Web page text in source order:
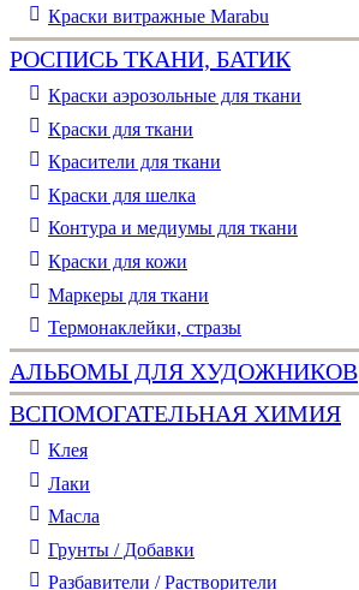
Краски витражные Marabu
РОСПИСЬ ТКАНИ, БАТИК
Краски аэрозольные для ткани
Краски для ткани
Красители для ткани
Краски для шелка
Контура и медиумы для ткани
Краски для кожи
Маркеры для ткани
Термонаклейки, стразы
АЛЬБОМЫ ДЛЯ ХУДОЖНИКОВ
ВСПОМОГАТЕЛЬНАЯ ХИМИЯ
Клея
Лаки
Масла
Грунты / Добавки
Разбавители / Растворители